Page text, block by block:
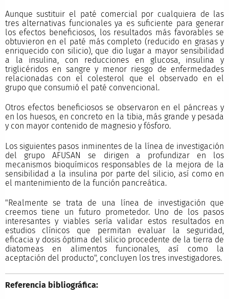
Aunque sustituir el paté comercial por cualquiera de las
tres alternativas funcionales ya es suficiente para generar
los efectos beneficiosos, los resultados más favorables se
obtuvieron en el paté más completo (reducido en grasas y
enriquecido con silicio), que dio lugar a mayor sensibilidad
a la insulina, con reducciones en glucosa, insulina y
triglicéridos en sangre y menor riesgo de enfermedades
relacionadas con el colesterol que el observado en el
grupo que consumió el paté convencional.
Otros efectos beneficiosos se observaron en el páncreas y
en los huesos, en concreto en la tibia, más grande y pesada
y con mayor contenido de magnesio y fósforo.
Los siguientes pasos inminentes de la línea de investigación
del grupo AFUSAN se dirigen a profundizar en los
mecanismos bioquímicos responsables de la mejora de la
sensibilidad a la insulina por parte del silicio, así como en
el mantenimiento de la función pancreática.
"Realmente se trata de una línea de investigación que
creemos tiene un futuro prometedor. Uno de los pasos
interesantes y viables sería validar estos resultados en
estudios clínicos que permitan evaluar la seguridad,
eficacia y dosis óptima del silicio procedente de la tierra de
diatomeas en alimentos funcionales, así como la
aceptación del producto", concluyen los tres investigadores.
Referencia bibliográfica: